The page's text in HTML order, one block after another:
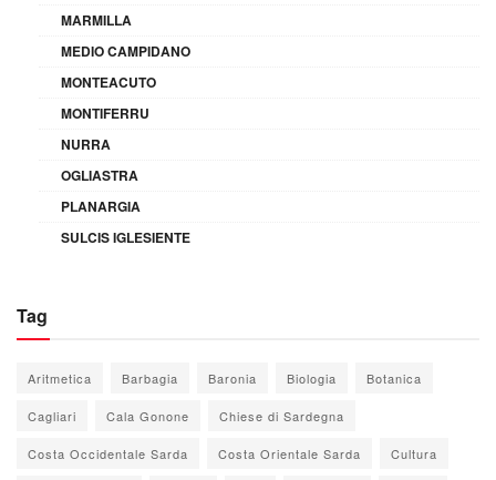
MARMILLA
MEDIO CAMPIDANO
MONTEACUTO
MONTIFERRU
NURRA
OGLIASTRA
PLANARGIA
SULCIS IGLESIENTE
Tag
Aritmetica Barbagia Baronia Biologia Botanica
Cagliari Cala Gonone Chiese di Sardegna
Costa Occidentale Sarda Costa Orientale Sarda Cultura